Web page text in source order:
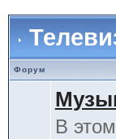
Форум
В